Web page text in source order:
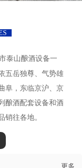
泰山酿酒设备一
五岳独尊、气势雄
阜，东临京沪、京
酿酒配套设备和酒
销往各地。
更多